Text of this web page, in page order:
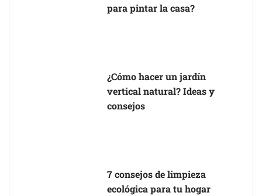
para pintar la casa?
¿Cómo hacer un jardín
vertical natural? Ideas y
consejos
7 consejos de limpieza
ecológica para tu hogar